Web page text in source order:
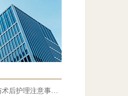
意事项全面科普指南